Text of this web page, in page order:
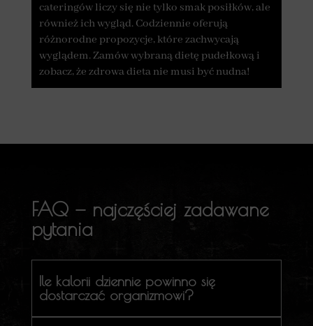
cateringów liczy się nie tylko smak posiłków, ale
również ich wygląd. Codziennie oferują
różnorodne propozycje, które zachwycają
wyglądem. Zamów wybraną dietę pudełkową i
zobacz, że zdrowa dieta nie musi być nudna!
FAQ — najczęściej zadawane
pytania
Ile kalorii dziennie powinno się
dostarczać organizmowi?